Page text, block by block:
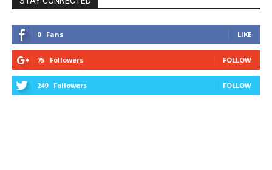
0 Fans LIKE
75 Followers FOLLOW
249 Followers FOLLOW